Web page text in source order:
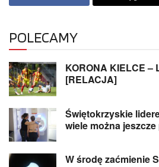
POLECAMY
KORONA KIELCE –
[RELACJA]
Świętokrzyskie
wiele można
W środę zaćmienie